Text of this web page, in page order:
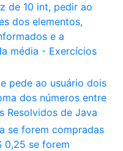
de 10 int, pedir ao
dos elementos,
e a
média - Exercícios
pede ao usuário dois
dos números entre
Resolvidos de Java
se forem compradas
0,25 se forem